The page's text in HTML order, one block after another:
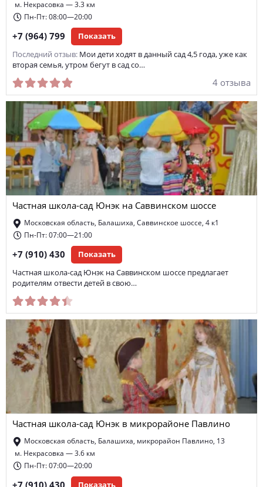
м. Некрасовка — 3.3 км
Пн-Пт: 08:00—20:00
+7 (964) 799 Показать
Последний отзыв: Мои дети ходят в данный сад 4,5 года, уже как
вторая семья, утром бегут в сад со…
4 отзыва
Частная школа-сад Юнэк на Саввинском шоссе
Московская область, Балашиха, Саввинское шоссе, 4 к1
Пн-Пт: 07:00—21:00
+7 (910) 430 Показать
Частная школа-сад Юнэк на Саввинском шоссе предлагает
родителям отвести детей в свою…
Частная школа-сад Юнэк в микрорайоне Павлино
Московская область, Балашиха, микрорайон Павлино, 13
м. Некрасовка — 3.6 км
Пн-Пт: 07:00—20:00
Показать